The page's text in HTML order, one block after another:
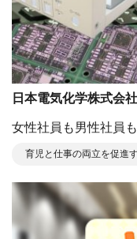
日本電気化学株式会社
⼥性社員も男性社員
育児と仕事の両立を促進